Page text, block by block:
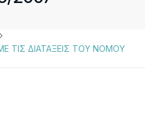
ΤΙΣ ΔΙΑΤΑΞΕΙΣ ΤΟΥ ΝΟΜΟΥ